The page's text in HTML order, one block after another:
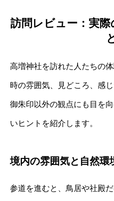
訪問レビュー：実
高増神社を訪れた人たちの
時の雰囲気、見どころ、感
御朱印以外の観点にも目を
いヒントを紹介します。
境内の雰囲気と自然環
参道を進むと、鳥居や社殿